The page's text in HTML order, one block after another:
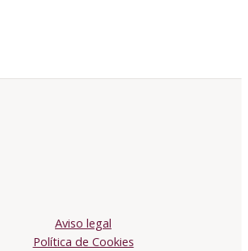
Aviso legal
Política de Cookies